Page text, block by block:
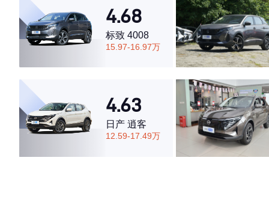
4.68
标致 4008
15.97-16.97万
4.63
日产 逍客
12.59-17.49万